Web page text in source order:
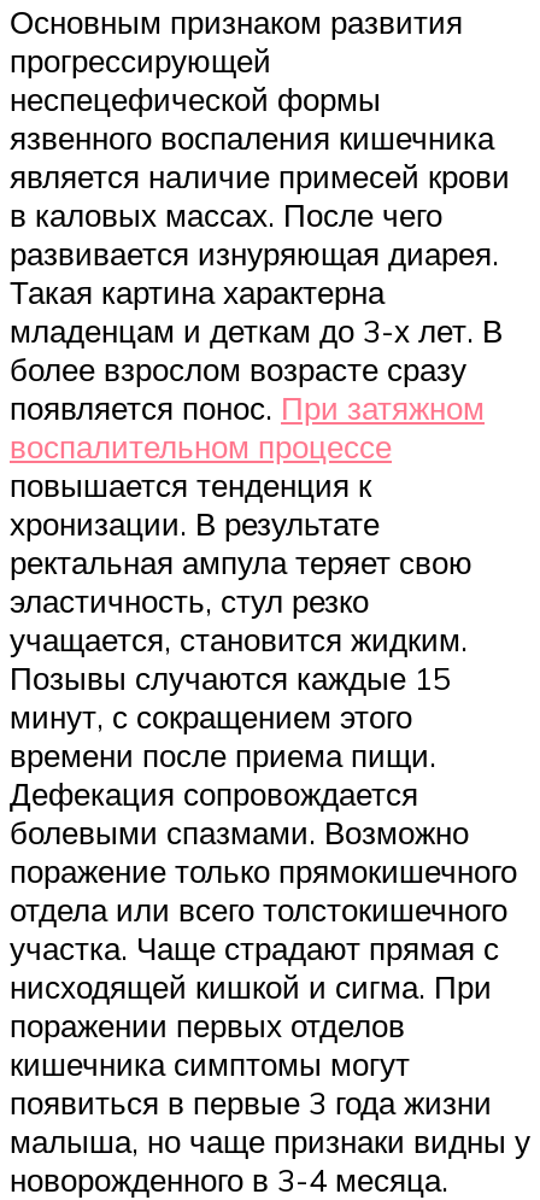
Основным признаком развития
прогрессирующей
неспецефической формы
язвенного воспаления кишечника
является наличие примесей крови
в каловых массах. После чего
развивается изнуряющая диарея.
Такая картина характерна
младенцам и деткам до 3-х лет. В
более взрослом возрасте сразу
появляется понос. При затяжном
воспалительном процессе
повышается тенденция к
хронизации. В результате
ректальная ампула теряет свою
эластичность, стул резко
учащается, становится жидким.
Позывы случаются каждые 15
минут, с сокращением этого
времени после приема пищи.
Дефекация сопровождается
болевыми спазмами. Возможно
поражение только прямокишечного
отдела или всего толстокишечного
участка. Чаще страдают прямая с
нисходящей кишкой и сигма. При
поражении первых отделов
кишечника симптомы могут
появиться в первые 3 года жизни
малыша, но чаще признаки видны у
новорожденного в 3-4 месяца.